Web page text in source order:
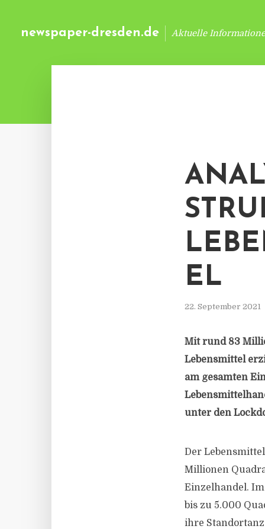
newspaper-dresden.de Aktuelle
EL
22. September 2021
Mit rund 83
Lebensmittel
am gesamten
unter den
Der
Millionen
Einzelhandel.
bis zu 5.000
ihre